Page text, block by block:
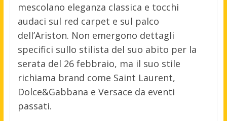
mescolano eleganza classica e tocchi
audaci sul red carpet e sul palco
dell’Ariston. Non emergono dettagli
specifici sullo stilista del suo abito per la
serata del 26 febbraio, ma il suo stile
richiama brand come Saint Laurent,
Dolce&Gabbana e Versace da eventi
passati.